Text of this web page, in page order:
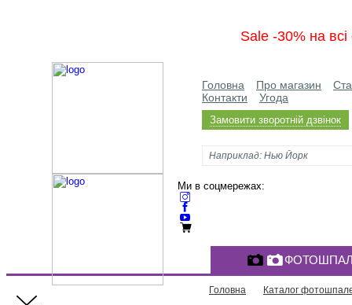
Sale -30% на
Головна Про магазин
Контакти
Угода
Замовити зворотній дзвінок
Ми в соцмережах:
Головна Каталог